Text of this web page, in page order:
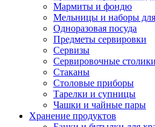
Мармиты и фондю
Мельницы и наборы
Одноразовая посуда
Предметы сервировки
Сервизы
Сервировочные
Стаканы
Столовые приборы
Тарелки и супницы
Чашки и чайные пары
Хранение продуктов